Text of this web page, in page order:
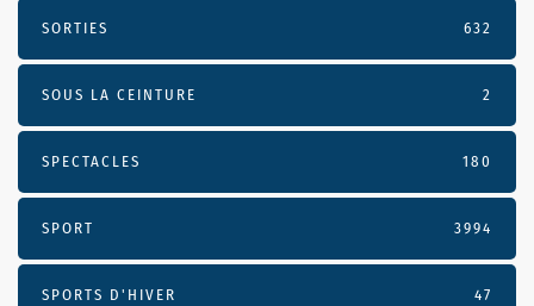
SORTIES 632
SOUS LA CEINTURE 2
SPECTACLES 180
SPORT 3994
SPORTS D'HIVER 47